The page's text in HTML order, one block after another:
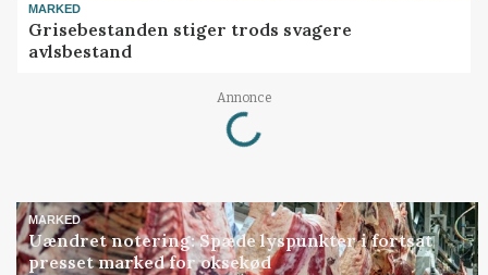
MARKED
Grisebestanden stiger trods svagere
avlsbestand
Annonce
Loading...
MARKED
Uændret notering: Spæde lyspunkter i fortsat
presset marked for oksekød